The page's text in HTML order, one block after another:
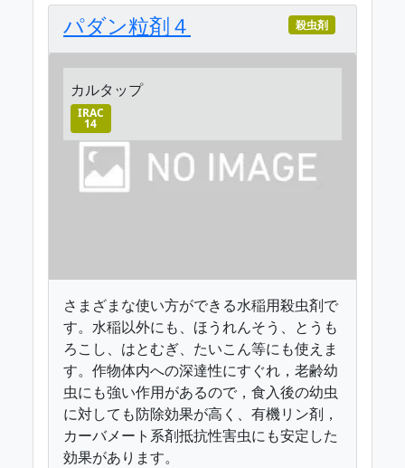
パダン粒剤４ 殺虫剤
カルタップ
IRAC
14
さまざまな使い方ができる水稲用殺虫剤で
す。水稲以外にも、ほうれんそう、とうも
ろこし、はとむぎ、たいこん等にも使えま
す。作物体内への深達性にすぐれ，老齢幼
虫にも強い作用があるので，食入後の幼虫
に対しても防除効果が高く、有機リン剤，
カーバメート系剤抵抗性害虫にも安定した
効果があります。